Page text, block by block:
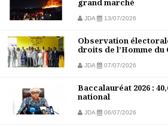
grand marché
JDA 13/07/2026
Observation
droits de l’Homme du
JDA 07/07/2026
Baccalauréat 2026 :
national
JDA 06/07/2026